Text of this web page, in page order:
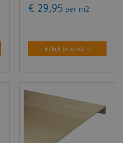
€ 29,95 per m2
Bekijk product